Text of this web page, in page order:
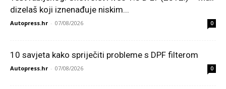
dizelaš koji iznenađuje niskim...
Autopress.hr - 07/08/2026 0
10 savjeta kako spriječiti probleme s DPF filterom
Autopress.hr - 07/08/2026 0